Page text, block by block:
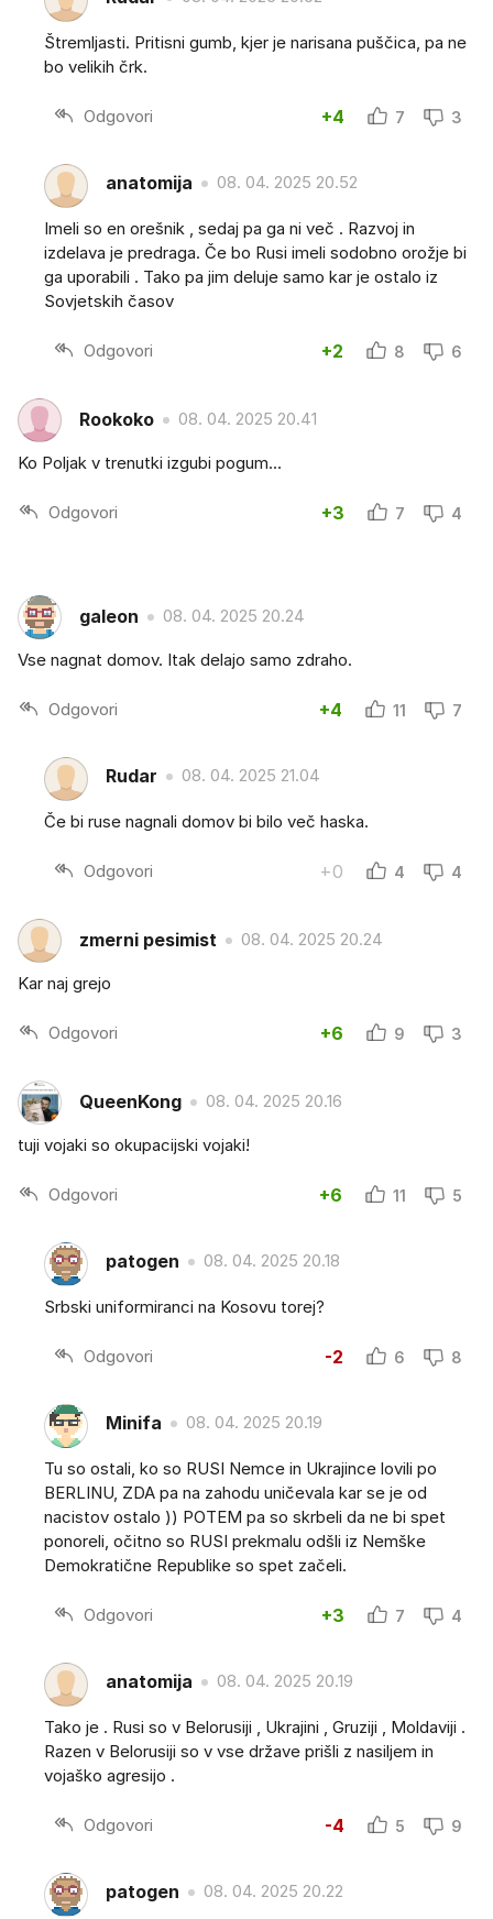
Štremljasti. Pritisni gumb, kjer je narisana puščica, pa ne
bo velikih črk.
Odgovori +4 7 3
anatomija 08. 04. 2025 20.52
Imeli so en orešnik , sedaj pa ga ni več . Razvoj in
izdelava je predraga. Če bo Rusi imeli sodobno orožje bi
ga uporabili . Tako pa jim deluje samo kar je ostalo iz
Sovjetskih časov
Odgovori +2 8 6
Rookoko 08. 04. 2025 20.41
Ko Poljak v trenutki izgubi pogum...
Odgovori +3 7 4
galeon 08. 04. 2025 20.24
Vse nagnat domov. Itak delajo samo zdraho.
Odgovori +4 11 7
Rudar 08. 04. 2025 21.04
Če bi ruse nagnali domov bi bilo več haska.
Odgovori +0 4 4
zmerni pesimist 08. 04. 2025 20.24
Kar naj grejo
Odgovori +6 9 3
QueenKong 08. 04. 2025 20.16
tuji vojaki so okupacijski vojaki!
Odgovori +6 11 5
patogen 08. 04. 2025 20.18
Srbski uniformiranci na Kosovu torej?
Odgovori -2 6 8
Minifa 08. 04. 2025 20.19
Tu so ostali, ko so RUSI Nemce in Ukrajince lovili po
BERLINU, ZDA pa na zahodu uničevala kar se je od
nacistov ostalo )) POTEM pa so skrbeli da ne bi spet
ponoreli, očitno so RUSI prekmalu odšli iz Nemške
Demokratične Republike so spet začeli.
Odgovori +3 7 4
anatomija 08. 04. 2025 20.19
Tako je . Rusi so v Belorusiji , Ukrajini , Gruziji , Moldaviji .
Razen v Belorusiji so v vse države prišli z nasiljem in
vojaško agresijo .
Odgovori -4 5 9
patogen 08. 04. 2025 20.22